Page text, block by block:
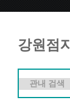
강원점